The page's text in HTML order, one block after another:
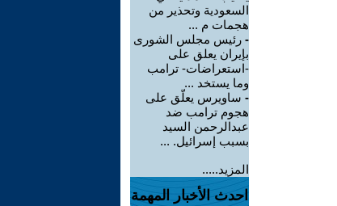
السعودية وتحذير من
هجمات م ...
- رئيس مجلس الشورى
بإيران يعلق على
-استعراضات- ترامب
وما يستخد ...
- ساويرس يعلّق على
هجوم ترامب ضد
عبدالرحمن السيد
بسبب إسرائيل. ...
المزيد.....
احدث الأخبار المهمة